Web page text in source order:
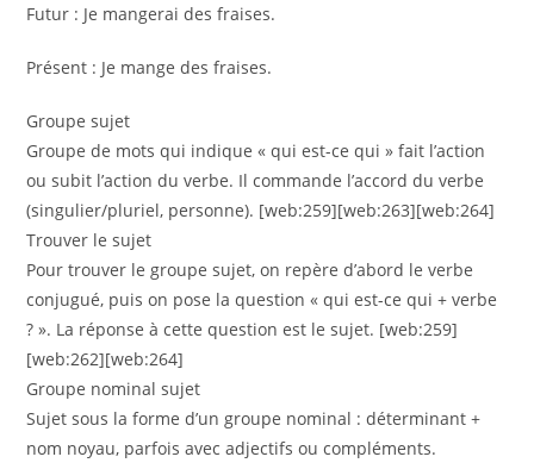
Futur : Je mangerai des fraises.
Présent : Je mange des fraises.
Groupe sujet
Groupe de mots qui indique « qui est-ce qui » fait l’action
ou subit l’action du verbe. Il commande l’accord du verbe
(singulier/pluriel, personne). [web:259][web:263][web:264]
Trouver le sujet
Pour trouver le groupe sujet, on repère d’abord le verbe
conjugué, puis on pose la question « qui est-ce qui + verbe
? ». La réponse à cette question est le sujet. [web:259]
[web:262][web:264]
Groupe nominal sujet
Sujet sous la forme d’un groupe nominal : déterminant +
nom noyau, parfois avec adjectifs ou compléments.